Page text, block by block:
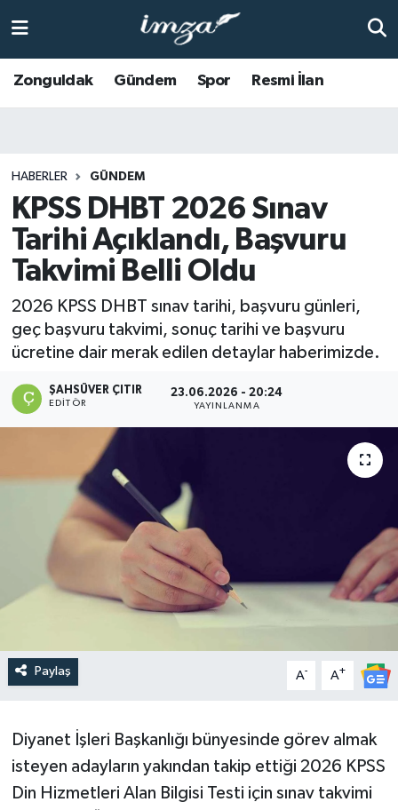
Zonguldak Gündem Spor Resmi İlan
HABERLER GÜNDEM
KPSS DHBT 2026 Sınav
Tarihi Açıklandı, Başvuru
Takvimi Belli Oldu
2026 KPSS DHBT sınav tarihi, başvuru günleri,
geç başvuru takvimi, sonuç tarihi ve başvuru
ücretine dair merak edilen detaylar haberimizde.
ŞAHSÜVER ÇITIR
EDITÖR
23.06.2026 - 20:24
YAYINLANMA
Paylaş A- A+
Diyanet İşleri Başkanlığı bünyesinde görev almak
isteyen adayların yakından takip ettiği 2026 KPSS
Din Hizmetleri Alan Bilgisi Testi için sınav takvimi
Anasayfa
KOZLU
KİLİMLİ
BOLU
ÇAYCUMA
DEVREK
DÜZCE
EREĞLİ
KARABÜK
KASTAMONU
Zonguldak Hava Durumu
Süper Lig Puan Durumu ve Fikstür
Tüm Manşetler
Haber Arşivi